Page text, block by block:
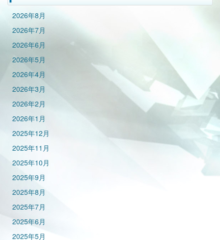
2026年8月
2026年7月
2026年6月
2026年5月
2026年4月
2026年3月
2026年2月
2026年1月
2025年12月
2025年11月
2025年10月
2025年9月
2025年8月
2025年7月
2025年6月
2025年5月